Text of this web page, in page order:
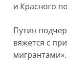
и Красного
Путин
вяжется с
мигрантами».